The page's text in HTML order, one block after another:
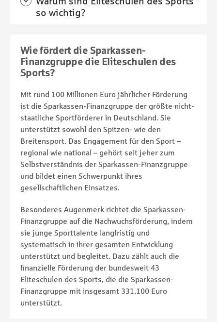
so wichtig?
Wie fördert die Sparkassen-
Finanzgruppe die Eliteschulen des
Sports?
Mit rund 100 Millionen Euro jährlicher Förderung
ist die Sparkassen-Finanzgruppe der größte nicht-
staatliche Sportförderer in Deutschland. Sie
unterstützt sowohl den Spitzen- wie den
Breitensport. Das Engagement für den Sport –
regional wie national – gehört seit jeher zum
Selbstverständnis der Sparkassen-Finanzgruppe
und bildet einen Schwerpunkt ihres
gesellschaftlichen Einsatzes.
Besonderes Augenmerk richtet die Sparkassen-
Finanzgruppe auf die Nachwuchsförderung, indem
sie junge Sporttalente langfristig und
systematisch in ihrer gesamten Entwicklung
unterstützt und begleitet. Dazu zählt auch die
finanzielle Förderung der bundesweit 43
Eliteschulen des Sports, die die Sparkassen-
Finanzgruppe mit insgesamt 331.100 Euro
unterstützt.